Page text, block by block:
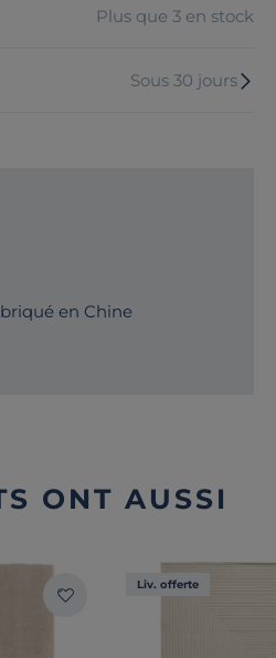
Plus que 3 en stock
Sous 30 jours
en Chine
ONT AUSSI
Liv. offerte